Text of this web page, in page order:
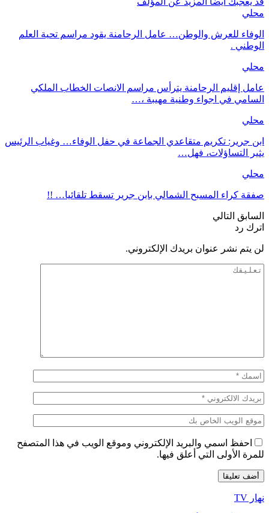
محلي
الوفاء للعرش والوطن… عامل الرحامنة يقود مراسم تحية العلم
الوطني .
محلي
عامل إقليم الرحامنة يترأس مراسم الانصات الخطاب الملكي
السامي في اجواء وطنية مهيبة ،…
محلي
ابن جرير: تكريم متقاعدي الجماعة في حفل الوفاء… وغياب الرئيس
يثير التساؤلات، فهل…
محلي
صفقة كراء المسبح الشمالي بابن جرير تسقط تلقائيا… !!
السابق التالي
اترك رد
لن يتم نشر عنوان بريدك الإلكتروني.
احفظ اسمي والبريد الإلكتروني وموقع الويب في هذا المتصفح
للمرة الأولى التي أعلق فيها.
نهار TV